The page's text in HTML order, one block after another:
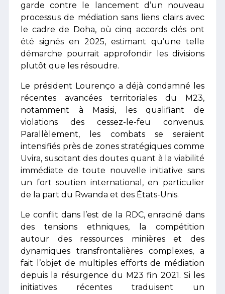
garde contre le lancement d’un nouveau
processus de médiation sans liens clairs avec
le cadre de Doha, où cinq accords clés ont
été signés en 2025, estimant qu’une telle
démarche pourrait approfondir les divisions
plutôt que les résoudre.
Le président Lourenço a déjà condamné les
récentes avancées territoriales du M23,
notamment à Masisi, les qualifiant de
violations des cessez-le-feu convenus.
Parallèlement, les combats se seraient
intensifiés près de zones stratégiques comme
Uvira, suscitant des doutes quant à la viabilité
immédiate de toute nouvelle initiative sans
un fort soutien international, en particulier
de la part du Rwanda et des États-Unis.
Le conflit dans l’est de la RDC, enraciné dans
des tensions ethniques, la compétition
autour des ressources minières et des
dynamiques transfrontalières complexes, a
fait l’objet de multiples efforts de médiation
depuis la résurgence du M23 fin 2021. Si les
initiatives récentes traduisent un